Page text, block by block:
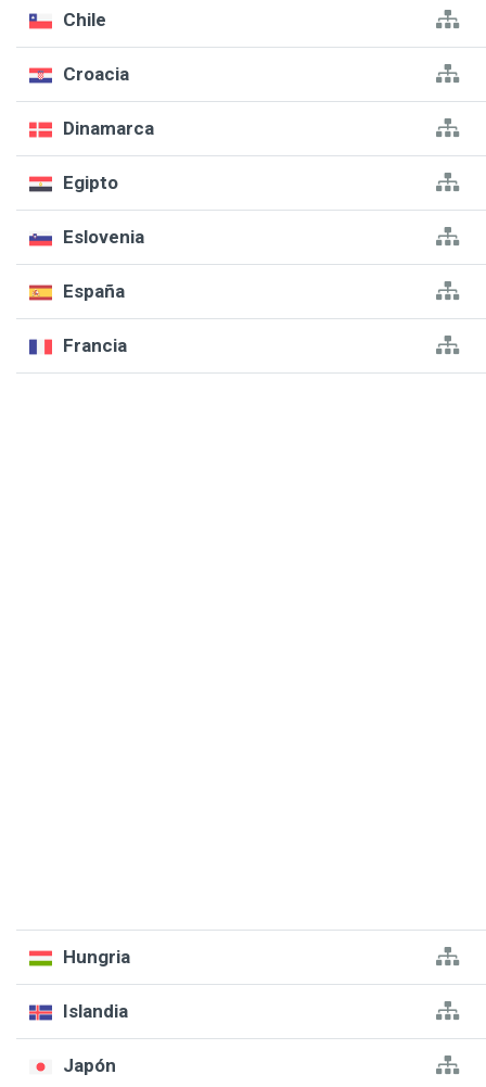
Chile
Croacia
Dinamarca
Egipto
Eslovenia
España
Francia
Hungria
Islandia
Japón